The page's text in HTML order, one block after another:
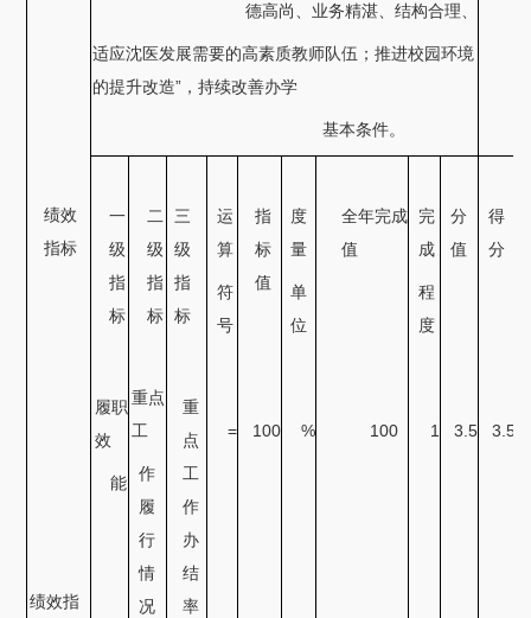
德高尚、业务精湛、结构合理、
适应沈医发展需要的高素质教师队伍；推进校园环境
的提升改造”，持续改善办学
基本条件。
绩效
指标
一
级
指
标
二
级
指
标
三
级
指
标
运
算
符
号
指
标
值
度
量
单
位
全年完成
值
完
成
程
度
分
值
得
分
绩效指
履职
效
能
重点
工
作
履
行
情
况
重
点
工
作
办
结
率
= 100 % 100 1 3.5 3.5